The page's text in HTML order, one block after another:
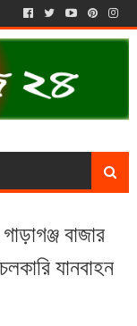
বাজার
যানবাহন